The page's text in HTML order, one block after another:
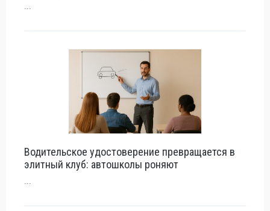
...
Водительское удостоверение превращается в
элитный клуб: автошколы роняют
...